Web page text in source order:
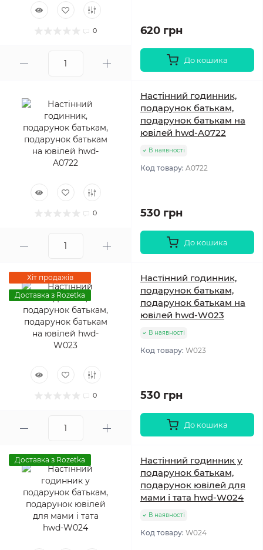
0 620 грн
До кошика
0
Настінний годинник,
подарунок батькам,
подарунок батькам на
ювілей hwd-A0722
В наявності
Код товару: A0722
530 грн
До кошика
Хіт продажів
Доставка з Rozetka
0
Настінний годинник,
подарунок батькам,
подарунок батькам на
ювілей hwd-W023
В наявності
Код товару: W023
530 грн
До кошика
Доставка з Rozetka
Настінний годинник у
подарунок батькам,
подарунок ювілей для
мами і тата hwd-W024
В наявності
Код товару: W024